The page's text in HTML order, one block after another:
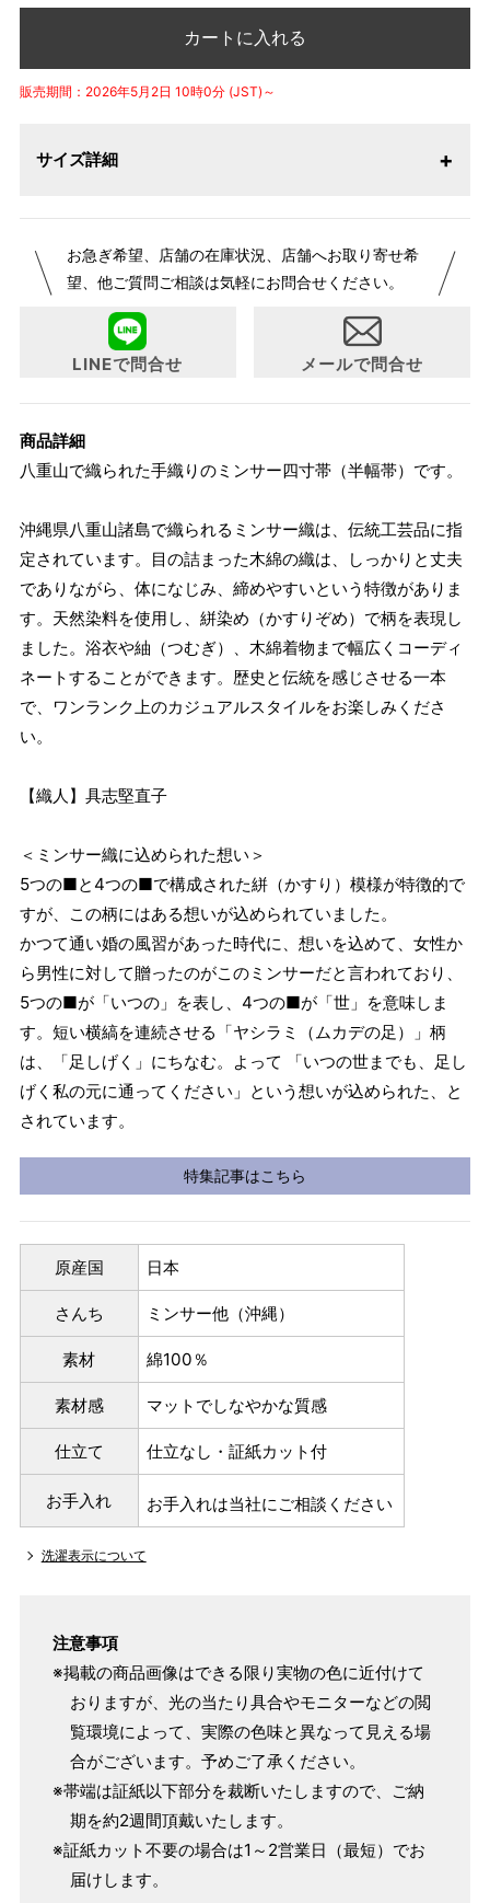
カートに入れる
販売期間：2026年5月2日 10時0分 (JST)～
サイズ詳細
お急ぎ希望、店舗の在庫状況、店舗へお取り寄せ希
望、他ご質問ご相談は気軽にお問合せください。
LINEで問合せ メールで問合せ
商品詳細
八重山で織られた手織りのミンサー四寸帯（半幅帯）です。
沖縄県八重山諸島で織られるミンサー織は、伝統工芸品に指
定されています。目の詰まった木綿の織は、しっかりと丈夫
でありながら、体になじみ、締めやすいという特徴がありま
す。天然染料を使用し、絣染め（かすりぞめ）で柄を表現し
ました。浴衣や紬（つむぎ）、木綿着物まで幅広くコーディ
ネートすることができます。歴史と伝統を感じさせる一本
で、ワンランク上のカジュアルスタイルをお楽しみくださ
い。
【織人】具志堅直子
＜ミンサー織に込められた想い＞
5つの■と4つの■で構成された絣（かすり）模様が特徴的で
すが、この柄にはある想いが込められていました。
かつて通い婚の風習があった時代に、想いを込めて、女性か
ら男性に対して贈ったのがこのミンサーだと言われており、
5つの■が「いつの」を表し、4つの■が「世」を意味しま
す。短い横縞を連続させる「ヤシラミ（ムカデの足）」柄
は、「足しげく」にちなむ。よって 「いつの世までも、足し
げく私の元に通ってください」という想いが込められた、と
されています。
特集記事はこちら
原産国 日本
さんち ミンサー他（沖縄）
素材 綿100％
素材感 マットでしなやかな質感
仕立て 仕立なし・証紙カット付
お手入れ お手入れは当社にご相談ください
洗濯表示について
注意事項
※掲載の商品画像はできる限り実物の色に近付けて
おりますが、光の当たり具合やモニターなどの閲
覧環境によって、実際の色味と異なって見える場
合がございます。予めご了承ください。
※帯端は証紙以下部分を裁断いたしますので、ご納
期を約2週間頂戴いたします。
※証紙カット不要の場合は1～2営業日（最短）でお
届けします。